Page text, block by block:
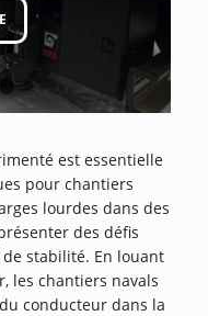
1 2 3 5 6
est essentielle
pour chantiers
lourdes dans des
des défis
stabilité. En louant
les chantiers navals
conducteur dans la